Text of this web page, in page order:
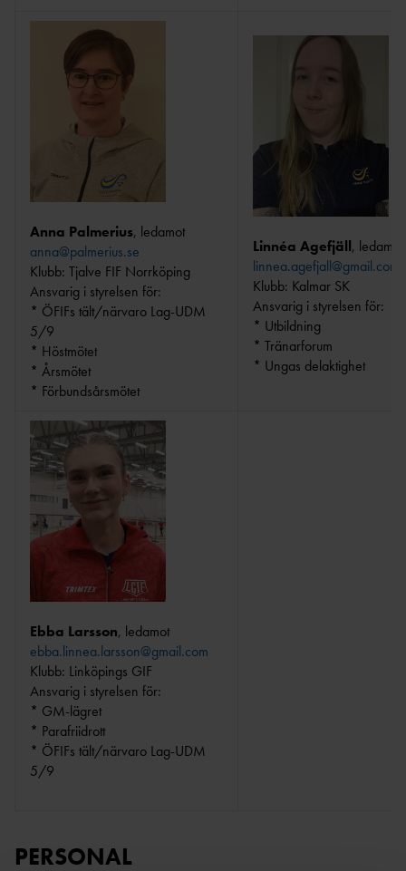
Anna Palmerius, ledamot
anna@palmerius.se
Klubb: Tjalve FIF Norrköping
Ansvarig i styrelsen för:
* ÖFIFs tält/närvaro Lag-UDM
5/9
* Höstmötet
* Årsmötet
* Förbundsårsmötet
Linnéa Agefjäll, ledamot
linnea.agefjall@gmail.com
Klubb: Kalmar SK
Ansvarig i styrelsen för:
* Utbildning
* Tränarforum
* Ungas delaktighet
Ebba Larsson, ledamot
ebba.linnea.larsson@gmail.com
Klubb: Linköpings GIF
Ansvarig i styrelsen för:
* GM-lägret
* Parafriidrott
* ÖFIFs tält/närvaro Lag-UDM
5/9
PERSONAL